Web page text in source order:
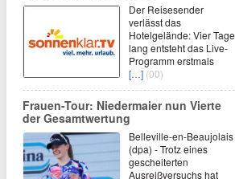
Der Reisesender
verlässt das
Hotelgelände: Vier Tage
lang entsteht das Live-
Programm erstmals
[…] (00)
Frauen-Tour: Niedermaier nun Vierte
der Gesamtwertung
Belleville-en-Beaujolais
(dpa) - Trotz eines
gescheiterten
Ausreißversuchs hat